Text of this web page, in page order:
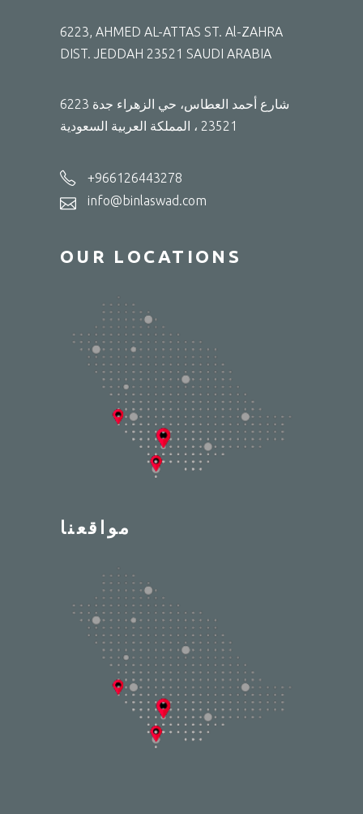
6223, AHMED AL-ATTAS ST. Al-ZAHRA
DIST. JEDDAH 23521 SAUDI ARABIA
6223 شارع أحمد العطاس، حي الزهراء جدة
23521 ، المملكة العربية السعودية
+966126443278
info@binlaswad.com
OUR LOCATIONS
مواقعنا